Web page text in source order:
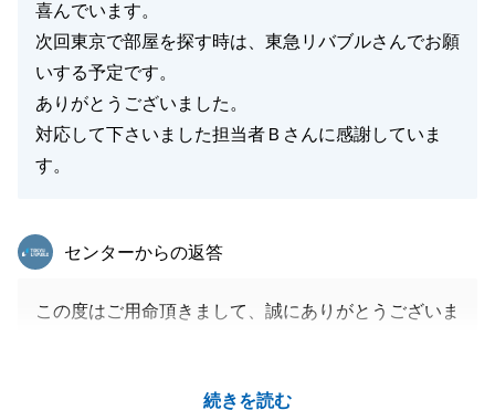
喜んでいます。
次回東京で部屋を探す時は、東急リバブルさんでお願
いする予定です。
ありがとうございました。
対応して下さいました担当者Ｂさんに感謝していま
す。
続きを読む
東急リバブル
センターからの返答
この度はご用命頂きまして、誠にありがとうございま
しく思っております。